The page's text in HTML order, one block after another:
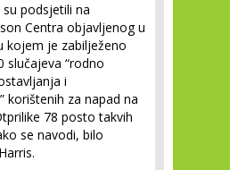
podsjetili na
Centra objavljenog u
kojem je zabilježeno
slučajeva “rodno
i
korištenih za napad na
78 posto takvih
se navodi, bilo